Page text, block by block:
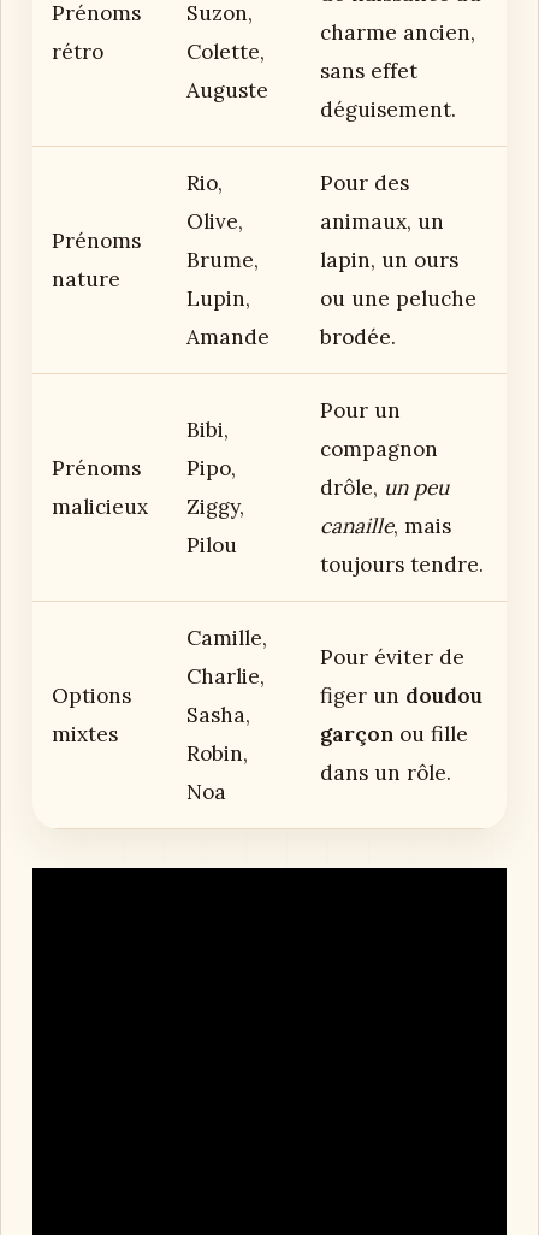
Prénoms
rétro
Suzon,
Colette,
Auguste
charme ancien,
sans effet
déguisement.
Prénoms
nature
Rio,
Olive,
Brume,
Lupin,
Amande
Pour des
animaux, un
lapin, un ours
ou une peluche
brodée.
Prénoms
malicieux
Bibi,
Pipo,
Ziggy,
Pilou
Pour un
compagnon
drôle, un peu
canaille, mais
toujours tendre.
Options
mixtes
Camille,
Charlie,
Sasha,
Robin,
Noa
Pour éviter de
figer un doudou
garçon ou fille
dans un rôle.